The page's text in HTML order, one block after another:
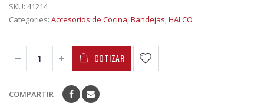
SKU: 41214
Categories: Accesorios de Cocina,Bandejas,HALCO
COTIZAR
COMPARTIR